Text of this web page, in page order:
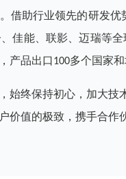
借助行业领先的研发
佳能、联影、迈瑞等
产品出口100多个国家和
始终保持初心，加大
价值的极致，携手合作